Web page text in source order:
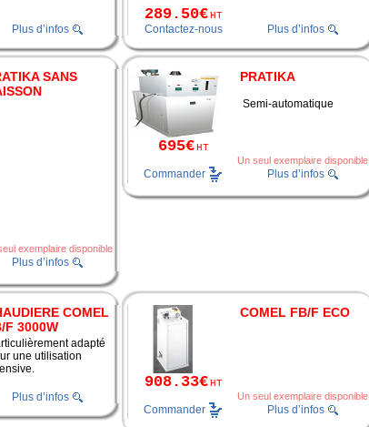
Plus d’infos
289.50€ HT
Contactez-nous Plus d’infos
SANS
exemplaire disponible
Plus d’infos
PRATIKA
Semi-automatique
695€ HT
Un seul exemplaire disponible
Commander Plus d’infos
COMEL
F 3000W
adapté
une utilisation
Plus d’infos
COMEL FB/F ECO
908.33€ HT
Un seul exemplaire disponible
Commander Plus d’infos